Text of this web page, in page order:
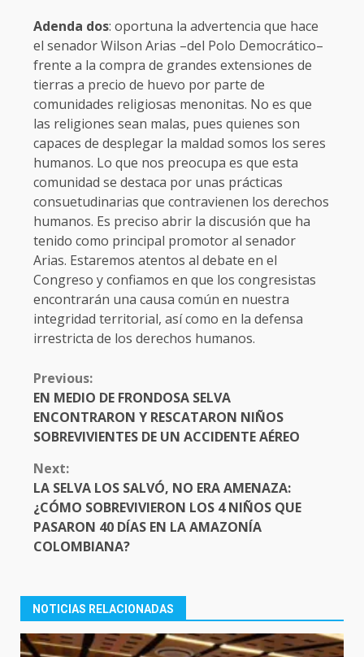
Adenda dos: oportuna la advertencia que hace
el senador Wilson Arias –del Polo Democrático–
frente a la compra de grandes extensiones de
tierras a precio de huevo por parte de
comunidades religiosas menonitas. No es que
las religiones sean malas, pues quienes son
capaces de desplegar la maldad somos los seres
humanos. Lo que nos preocupa es que esta
comunidad se destaca por unas prácticas
consuetudinarias que contravienen los derechos
humanos. Es preciso abrir la discusión que ha
tenido como principal promotor al senador
Arias. Estaremos atentos al debate en el
Congreso y confiamos en que los congresistas
encontrarán una causa común en nuestra
integridad territorial, así como en la defensa
irrestricta de los derechos humanos.
CONTINUE
READING
Previous:
EN MEDIO DE FRONDOSA SELVA
ENCONTRARON Y RESCATARON NIÑOS
SOBREVIVIENTES DE UN ACCIDENTE AÉREO
Next:
LA SELVA LOS SALVÓ, NO ERA AMENAZA:
¿CÓMO SOBREVIVIERON LOS 4 NIÑOS QUE
PASARON 40 DÍAS EN LA AMAZONÍA
COLOMBIANA?
NOTICIAS RELACIONADAS